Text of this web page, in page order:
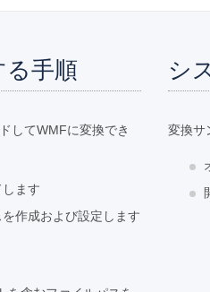
手順
してWMFに変換でき
ます
作成および設定します
シ
変換サ